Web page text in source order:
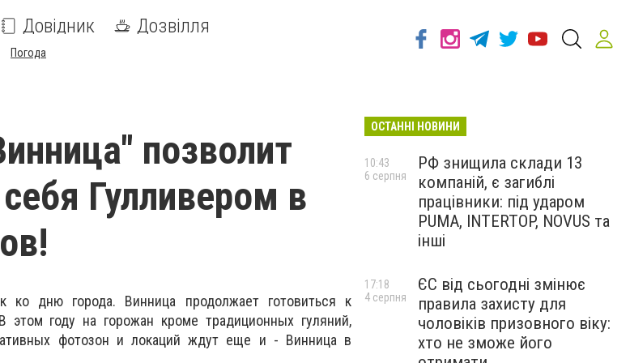
Довідник Дозвілля
Погода
позволит
Гулливером в
ко дню города. Винница продолжает готовиться к
году на горожан кроме традиционных гуляний,
фотозон и локаций ждут еще и - Винница в
ОСТАННІ НОВИНИ
РФ знищила склади 13
компаній, є загиблі
працівники: під ударом
PUMA, INTERTOP, NOVUS та
інші
10:43
6 серпня
ЄС від сьогодні змінює
правила захисту для
чоловіків призовного віку:
хто не зможе його
17:18
4 серпня